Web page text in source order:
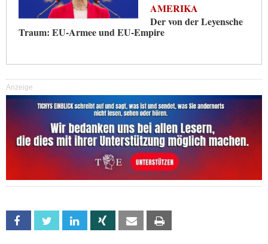
AMERIKA
Der von der Leyensche
Traum: EU-Armee und EU-Empire
Anzeige
Facebook Twitter Linkedin Xing Email